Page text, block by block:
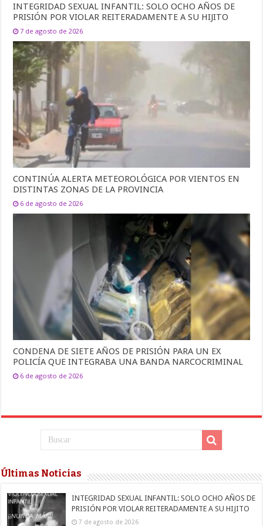
INTEGRIDAD SEXUAL INFANTIL: SOLO OCHO AÑOS DE
PRISIÓN POR VIOLAR REITERADAMENTE A SU HIJITO
7 de agosto de 2026
CONTINÚA ALERTA METEOROLÓGICA POR VIENTOS EN
DISTINTAS ZONAS DE LA PROVINCIA
6 de agosto de 2026
CONDENA DE SIETE AÑOS DE PRISIÓN PARA UN EX
POLICÍA QUE INTEGRABA UNA BANDA NARCOCRIMINAL
6 de agosto de 2026
Últimas Noticias
INTEGRIDAD SEXUAL INFANTIL: SOLO OCHO AÑOS DE
PRISIÓN POR VIOLAR REITERADAMENTE A SU HIJITO
7 de agosto de 2026